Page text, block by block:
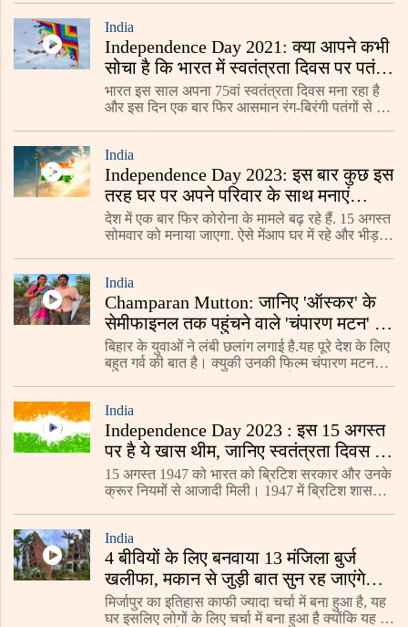
India
Independence Day 2021: क्या आपने कभी
सोचा है कि भारत में स्वतंत्रता दिवस पर पतंग
उड़ाने की परंपरा क्यों है? जरुरी
भारत इस साल अपना 75वां स्वतंत्रता दिवस मना रहा है
और इस दिन एक बार फिर आसमान रंग-बिरंगी पतंगों से भर
India
Independence Day 2023: इस बार कुछ इस
तरह घर पर अपने परिवार के साथ मनाएं
आजादी का जश्न
देश में एक बार फिर कोरोना के मामले बढ़ रहे हैं. 15 अगस्त
सोमवार को मनाया जाएगा. ऐसे मेंआप घर में रहे और भीड़-
India
Champaran Mutton: जानिए 'ऑस्कर' के
सेमीफाइनल तक पहुंचने वाले 'चंपारण मटन' की
कहानी
बिहार के युवाओं ने लंबी छलांग लगाई है.यह पूरे देश के लिए
बहुत गर्व की बात है। क्युकी उनकी फिल्म चंपारण मटन
India
Independence Day 2023 : इस 15 अगस्त
पर है ये खास थीम, जानिए स्वतंत्रता दिवस का
महत्व और इतिहास
15 अगस्त 1947 को भारत को ब्रिटिश सरकार और उनके
क्रूर नियमों से आजादी मिली। 1947 में ब्रिटिश शासन से
India
4 बीवियों के लिए बनवाया 13 मंजिला बुर्ज
खलीफा, मकान से जुड़ी बात सुन रह जाएंगे
हैरान
मिर्जापुर का इतिहास काफी ज्यादा चर्चा में बना हुआ है, यह
घर इसलिए लोगों के लिए चर्चा में बना हुआ है क्योंकि यह घर